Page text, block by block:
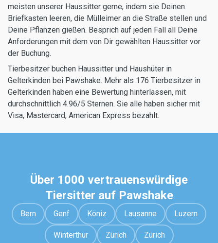
meisten unserer Haussitter gerne, indem sie Deinen
Briefkasten leeren, die Mülleimer an die Straße stellen und
Deine Pflanzen gießen. Besprich auf jeden Fall all Deine
Anforderungen mit dem von Dir gewählten Haussitter vor
der Buchung.
Tierbesitzer buchen Haussitter und Haushüter in
Gelterkinden bei Pawshake. Mehr als 176 Tierbesitzer in
Gelterkinden haben eine Bewertung hinterlassen, mit
durchschnittlich 4.96/5 Sternen. Sie alle haben sicher mit
Visa, Mastercard, American Express bezahlt.
Über 1000 vertrauenswürdige
Tiersitter auf Pawshake
Bern Genf Köniz Lausanne Luzern
Winterthur Zürich Zürich